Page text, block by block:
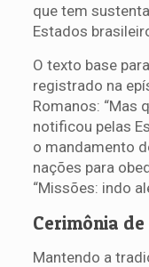
que tem
Estados
O texto base
registrado na
Romanos: “Mas
notificou pelas
o mandamento
nações para
“Missões: indo
Cerimônia
Mantendo a